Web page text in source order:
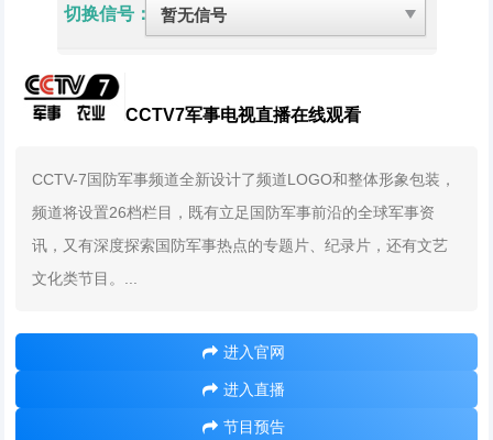
切换信号：
CCTV7军事电视直播在线观看
CCTV-7国防军事频道全新设计了频道LOGO和整体形象包装，
频道将设置26档栏目，既有立足国防军事前沿的全球军事资
讯，又有深度探索国防军事热点的专题片、纪录片，还有文艺
文化类节目。...
进入官网
进入直播
节目预告